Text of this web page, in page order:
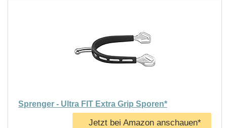
Sprenger - Ultra FIT Extra Grip Sporen*
Jetzt bei Amazon anschauen*